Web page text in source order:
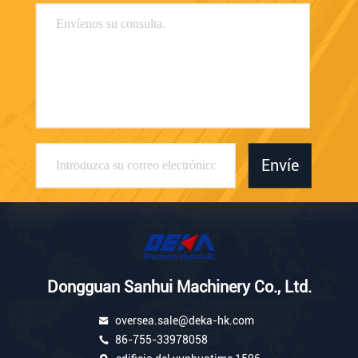
Envíe
Dongguan Sanhui Machinery Co., Ltd.
oversea.sale@deka-hk.com
86-755-33978058